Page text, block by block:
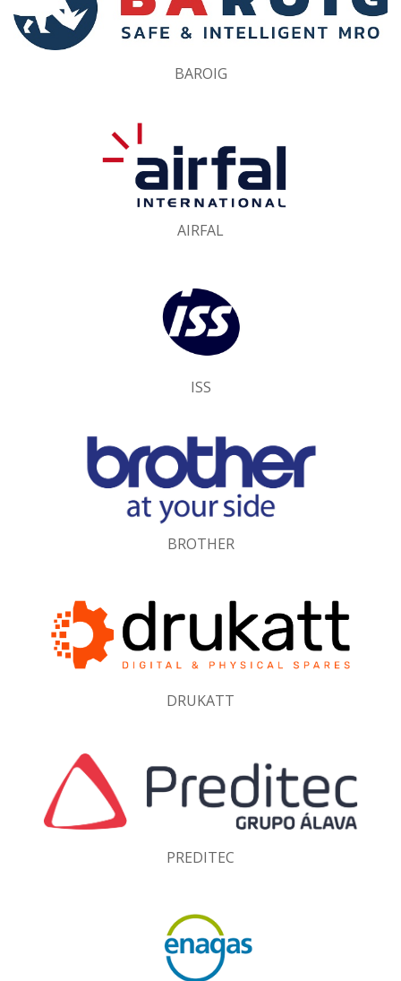
BAROIG
AIRFAL
ISS
BROTHER
DRUKATT
PREDITEC